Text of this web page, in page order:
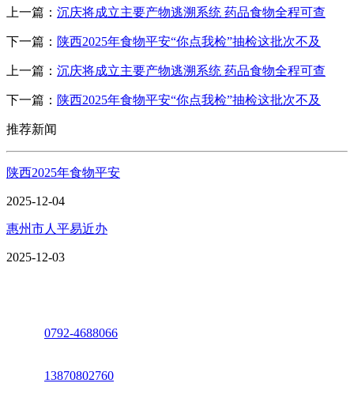
上一篇： 沉庆将成立主要产物逃溯系统 药品食物全程可查
下一篇： 陕西2025年食物平安“你点我检”抽检这批次不及
上一篇： 沉庆将成立主要产物逃溯系统 药品食物全程可查
下一篇： 陕西2025年食物平安“你点我检”抽检这批次不及
推荐新闻
陕西2025年食物平安
2025-12-04
惠州市人平易近办
2025-12-03
0792-4688066
13870802760